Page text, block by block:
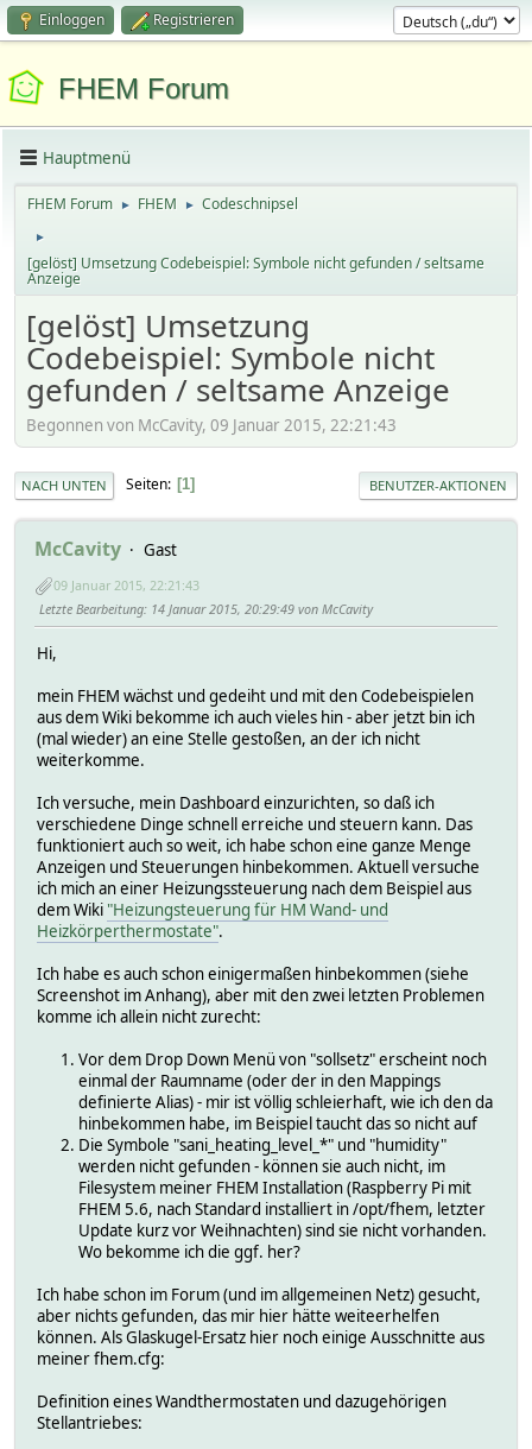
Einloggen Registrieren
FHEM Forum
Hauptmenü
FHEM Forum ► FHEM ► Codeschnipsel
►
[gelöst] Umsetzung Codebeispiel: Symbole nicht gefunden / seltsame
Anzeige
[gelöst] Umsetzung
Codebeispiel: Symbole nicht
gefunden / seltsame Anzeige
Begonnen von McCavity, 09 Januar 2015, 22:21:43
NACH UNTEN Seiten 1 BENUTZER-AKTIONEN
McCavity Gast
09 Januar 2015, 22:21:43
Letzte Bearbeitung: 14 Januar 2015, 20:29:49 von McCavity
Hi,
mein FHEM wächst und gedeiht und mit den Codebeispielen
aus dem Wiki bekomme ich auch vieles hin - aber jetzt bin ich
(mal wieder) an eine Stelle gestoßen, an der ich nicht
weiterkomme.
Ich versuche, mein Dashboard einzurichten, so daß ich
verschiedene Dinge schnell erreiche und steuern kann. Das
funktioniert auch so weit, ich habe schon eine ganze Menge
Anzeigen und Steuerungen hinbekommen. Aktuell versuche
ich mich an einer Heizungssteuerung nach dem Beispiel aus
dem Wiki "Heizungsteuerung für HM Wand- und
Heizkörperthermostate".
Ich habe es auch schon einigermaßen hinbekommen (siehe
Screenshot im Anhang), aber mit den zwei letzten Problemen
komme ich allein nicht zurecht:
Vor dem Drop Down Menü von "sollsetz" erscheint noch
einmal der Raumname (oder der in den Mappings
definierte Alias) - mir ist völlig schleierhaft, wie ich den da
hinbekommen habe, im Beispiel taucht das so nicht auf
Die Symbole "sani_heating_level_*" und "humidity"
werden nicht gefunden - können sie auch nicht, im
Filesystem meiner FHEM Installation (Raspberry Pi mit
FHEM 5.6, nach Standard installiert in /opt/fhem, letzter
Update kurz vor Weihnachten) sind sie nicht vorhanden.
Wo bekomme ich die ggf. her?
Ich habe schon im Forum (und im allgemeinen Netz) gesucht,
aber nichts gefunden, das mir hier hätte weiteerhelfen
können. Als Glaskugel-Ersatz hier noch einige Ausschnitte aus
meiner fhem.cfg:
Definition eines Wandthermostaten und dazugehörigen
Stellantriebes: